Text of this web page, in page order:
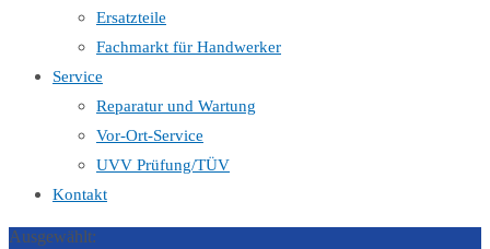
Ersatzteile
Fachmarkt für Handwerker
Service
Reparatur und Wartung
Vor-Ort-Service
UVV Prüfung/TÜV
Kontakt
Ausgewählt: